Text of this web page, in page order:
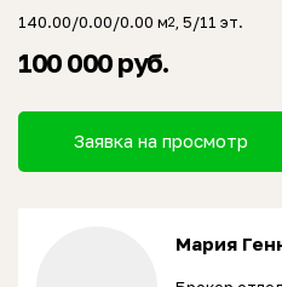
140.00/0.00/0.00 м2 , 5/11 эт.
100 000 руб.
Заявка на просмотр
Мария